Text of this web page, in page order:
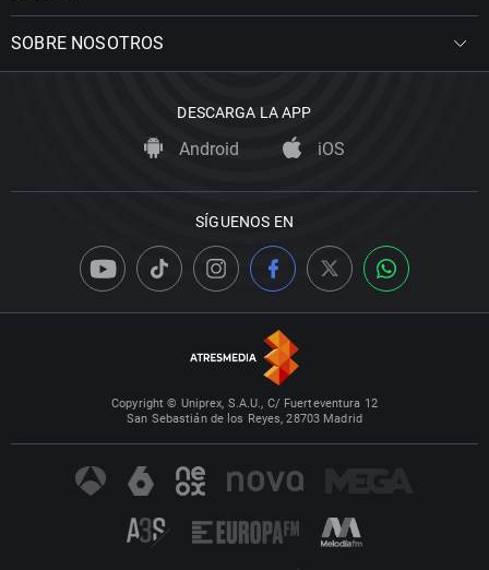
SOBRE NOSOTROS
DESCARGA LA APP
Android iOS
SÍGUENOS EN
Copyright © Uniprex, S.A.U., C/ Fuerteventura 12
San Sebastián de los Reyes, 28703 Madrid